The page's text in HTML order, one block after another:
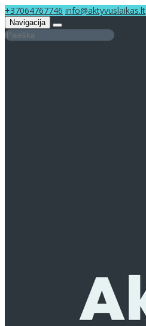
+37064767746 info@aktyvuslaikas.lt
Navigacija